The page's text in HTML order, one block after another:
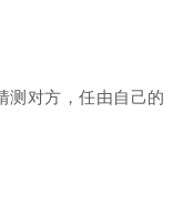
测对方，任由自己的